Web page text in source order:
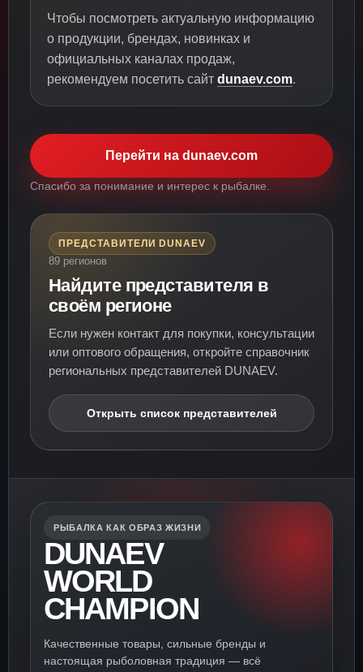
Чтобы посмотреть актуальную информацию
о продукции, брендах, новинках и
официальных каналах продаж,
рекомендуем посетить сайт dunaev.com.
Перейти на dunaev.com
Спасибо за понимание и интерес к рыбалке.
ПРЕДСТАВИТЕЛИ DUNAEV
89 регионов
Найдите представителя в
своём регионе
Если нужен контакт для покупки, консультации
или оптового обращения, откройте справочник
региональных представителей DUNAEV.
Открыть список представителей
РЫБАЛКА КАК ОБРАЗ ЖИЗНИ
DUNAEV
WORLD
CHAMPION
Качественные товары, сильные бренды и
настоящая рыболовная традиция — всё